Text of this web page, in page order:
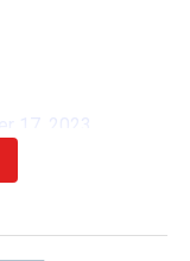
17, 2023